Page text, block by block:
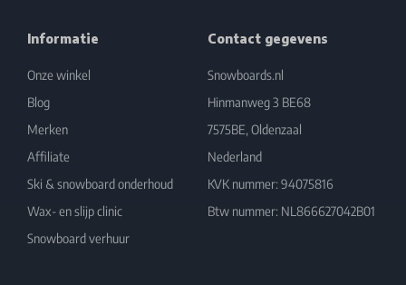
Informatie
Onze winkel
Blog
Merken
Affiliate
Ski & snowboard onderhoud
Wax- en slijp clinic
Snowboard verhuur
Contact gegevens
Snowboards.nl
Hinmanweg 3 BE68
7575BE, Oldenzaal
Nederland
KVK nummer: 94075816
Btw nummer: NL866627042B01